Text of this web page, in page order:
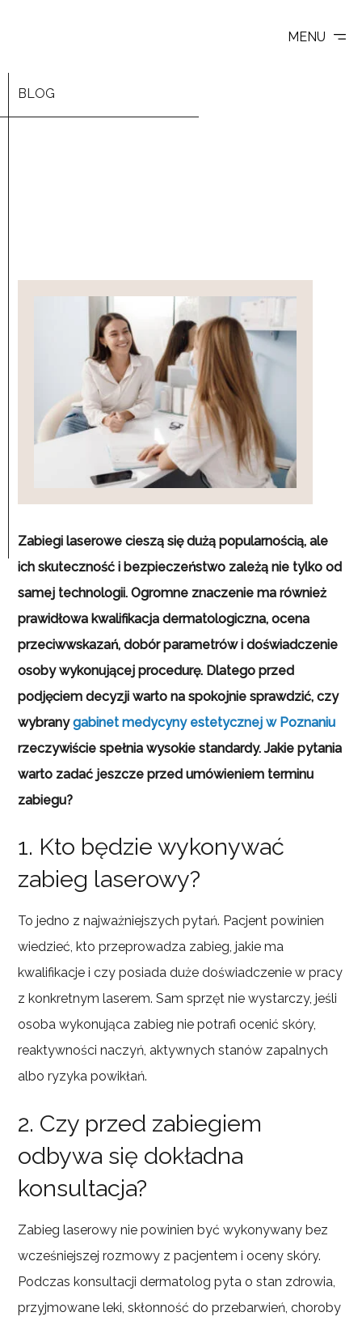
MENU
BLOG
Zabiegi laserowe cieszą się dużą popularnością, ale
ich skuteczność i bezpieczeństwo zależą nie tylko od
samej technologii. Ogromne znaczenie ma również
prawidłowa kwalifikacja dermatologiczna, ocena
przeciwwskazań, dobór parametrów i doświadczenie
osoby wykonującej procedurę. Dlatego przed
podjęciem decyzji warto na spokojnie sprawdzić, czy
wybranygabinet medycyny estetycznej w Poznaniu
rzeczywiście spełnia wysokie standardy. Jakie pytania
warto zadać jeszcze przed umówieniem terminu
zabiegu?
1. Kto będzie wykonywać
zabieg laserowy?
To jedno z najważniejszych pytań. Pacjent powinien
wiedzieć, kto przeprowadza zabieg, jakie ma
kwalifikacje i czy posiada duże doświadczenie w pracy
z konkretnym laserem. Sam sprzęt nie wystarczy, jeśli
osoba wykonująca zabieg nie potrafi ocenić skóry,
reaktywności naczyń, aktywnych stanów zapalnych
albo ryzyka powikłań.
2. Czy przed zabiegiem
odbywa się dokładna
konsultacja?
Zabieg laserowy nie powinien być wykonywany bez
wcześniejszej rozmowy z pacjentem i oceny skóry.
Podczas konsultacji dermatolog pyta o stan zdrowia,
przyjmowane leki, skłonność do przebarwień, choroby